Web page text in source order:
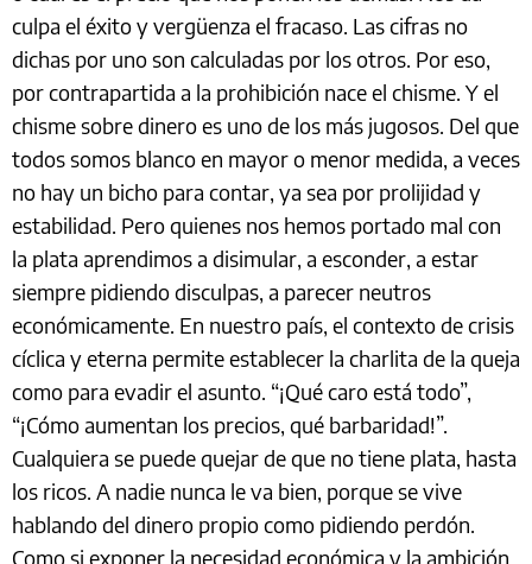
culpa el éxito y vergüenza el fracaso. Las cifras no
dichas por uno son calculadas por los otros. Por eso,
por contrapartida a la prohibición nace el chisme. Y el
chisme sobre dinero es uno de los más jugosos. Del que
todos somos blanco en mayor o menor medida, a veces
no hay un bicho para contar, ya sea por prolijidad y
estabilidad. Pero quienes nos hemos portado mal con
la plata aprendimos a disimular, a esconder, a estar
siempre pidiendo disculpas, a parecer neutros
económicamente. En nuestro país, el contexto de crisis
cíclica y eterna permite establecer la charlita de la queja
como para evadir el asunto. “¡Qué caro está todo”,
“¡Cómo aumentan los precios, qué barbaridad!”.
Cualquiera se puede quejar de que no tiene plata, hasta
los ricos. A nadie nunca le va bien, porque se vive
hablando del dinero propio como pidiendo perdón.
Como si exponer la necesidad económica y la ambición